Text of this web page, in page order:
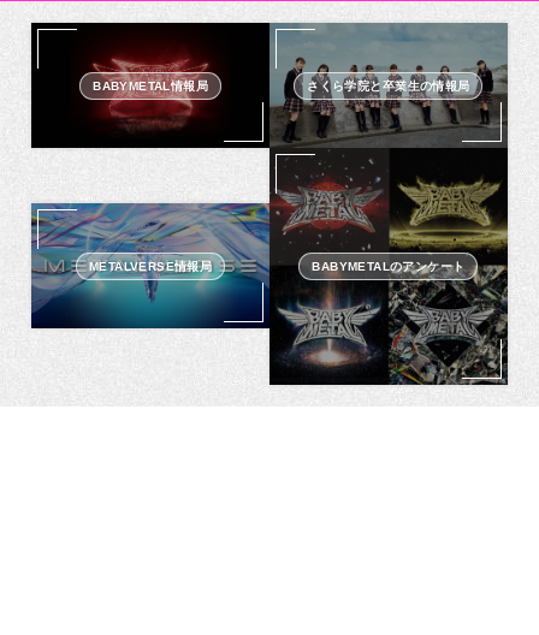
BABYMETAL情報局 さくら学院と卒業生の情報局
METALVERSE情報局 BABYMETALのアンケート